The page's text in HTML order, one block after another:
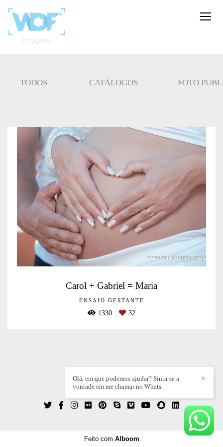
TODOS CATÁLOGOS FOTO
Carol + Gabriel = Maria
ENSAIO GESTANTE
1330 32
WILLIAN DIEZ/CONTATO
✕
Olá, em que podemos ajudar? Sinta-se a
vontade em me chamar no Whats.
Feito com Alboom